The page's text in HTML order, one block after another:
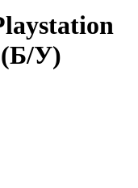
(Б/У)